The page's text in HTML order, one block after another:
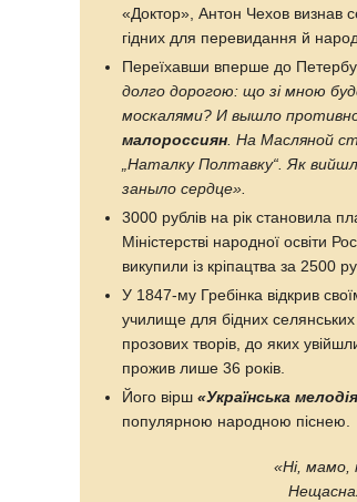
«Доктор», Антон Чехов визнав
гідних для перевидання й
Переїхавши вперше до
долго дорогою: що зі мною
москалями? И вышло
малороссиян. На Масляной
„Наталку Полтавку“. Як
заныло сердце».
3000 рублів на рік становила
Міністерстві народної освіти
викупили із кріпацтва за 2500
У 1847-му Гребінка відкрив
училище для бідних
прозових творів, до яких
прожив лише 36 років.
Його вірш«Українська
популярною народною піснею.
«Ні,